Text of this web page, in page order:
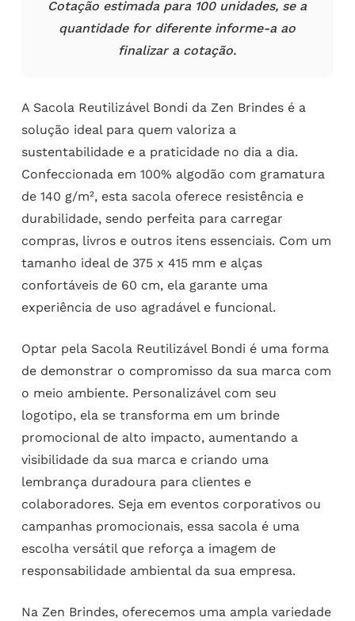
Cotação estimada para 100 unidades, se a
quantidade for diferente informe-a ao
finalizar a cotação.
A Sacola Reutilizável Bondi da Zen Brindes é a
solução ideal para quem valoriza a
sustentabilidade e a praticidade no dia a dia.
Confeccionada em 100% algodão com gramatura
de 140 g/m², esta sacola oferece resistência e
durabilidade, sendo perfeita para carregar
compras, livros e outros itens essenciais. Com um
tamanho ideal de 375 x 415 mm e alças
confortáveis de 60 cm, ela garante uma
experiência de uso agradável e funcional.
Optar pela Sacola Reutilizável Bondi é uma forma
de demonstrar o compromisso da sua marca com
o meio ambiente. Personalizável com seu
logotipo, ela se transforma em um brinde
promocional de alto impacto, aumentando a
visibilidade da sua marca e criando uma
lembrança duradoura para clientes e
colaboradores. Seja em eventos corporativos ou
campanhas promocionais, essa sacola é uma
escolha versátil que reforça a imagem de
responsabilidade ambiental da sua empresa.
Na Zen Brindes, oferecemos uma ampla variedade